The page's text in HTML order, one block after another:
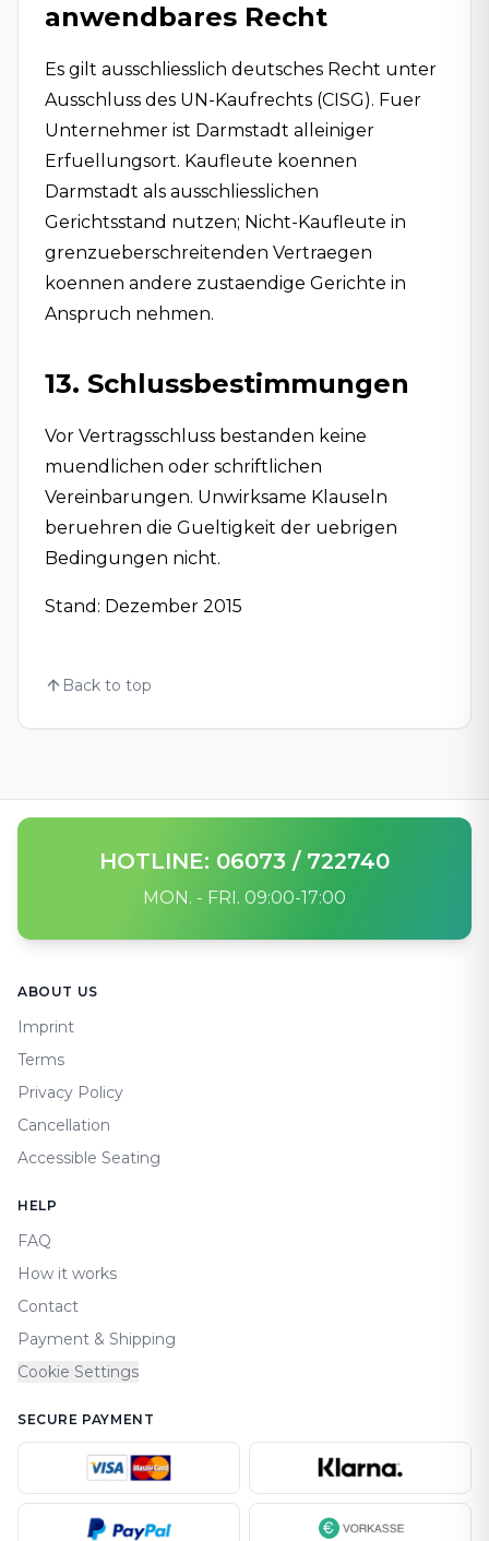
anwendbares Recht
Es gilt ausschliesslich deutsches Recht unter
Ausschluss des UN-Kaufrechts (CISG). Fuer
Unternehmer ist Darmstadt alleiniger
Erfuellungsort. Kaufleute koennen
Darmstadt als ausschliesslichen
Gerichtsstand nutzen; Nicht-Kaufleute in
grenzueberschreitenden Vertraegen
koennen andere zustaendige Gerichte in
Anspruch nehmen.
13. Schlussbestimmungen
Vor Vertragsschluss bestanden keine
muendlichen oder schriftlichen
Vereinbarungen. Unwirksame Klauseln
beruehren die Gueltigkeit der uebrigen
Bedingungen nicht.
Stand: Dezember 2015
Back to top
HOTLINE: 06073 / 722740
MON. - FRI. 09:00-17:00
ABOUT US
Imprint
Terms
Privacy Policy
Cancellation
Accessible Seating
HELP
FAQ
How it works
Contact
Payment & Shipping
Cookie Settings
SECURE PAYMENT